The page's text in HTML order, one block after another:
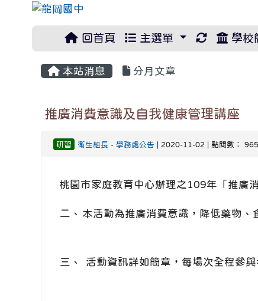
回首頁 主選單 重新取得
學校
本站消息 分月文章
推廣消費意識及自我健康管理講座
研習 衛生組長 - 學務處公告 | 2020-11-02 | 點閱數： 965
桃園市家庭教育中心辦理之109年「推廣
二、 本活動為推廣消費意識，降低藥物、
三、 活動資訊詳如簡章，每場次全程參